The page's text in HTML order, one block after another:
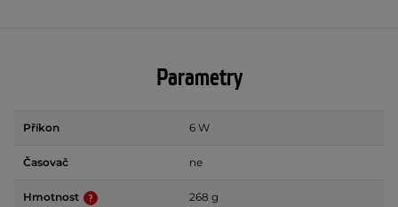
Parametry
Příkon 6 W
Časovač ne
Hmotnost 268 g